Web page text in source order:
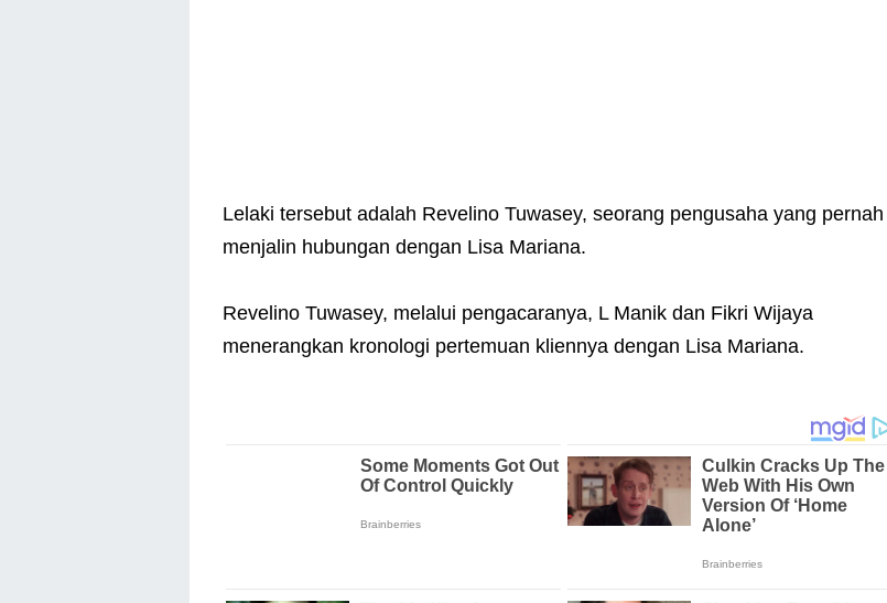
Lelaki tersebut adalah Revelino Tuwasey, seorang pengusaha yang pernah
menjalin hubungan dengan Lisa Mariana.
Revelino Tuwasey, melalui pengacaranya, L Manik dan Fikri Wijaya
menerangkan kronologi pertemuan kliennya dengan Lisa Mariana.